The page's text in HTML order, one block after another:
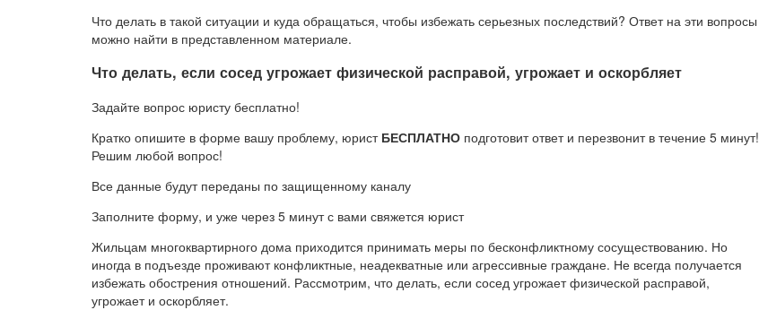
Что делать в такой ситуации и куда обращаться, чтобы избежать серьезных последствий? Ответ на эти вопросы
можно найти в представленном материале.
Что делать, если сосед угрожает физической расправой, угрожает и оскорбляет
Задайте вопрос юристу бесплатно!
Кратко опишите в форме вашу проблему, юрист БЕСПЛАТНО подготовит ответ и перезвонит в течение 5 минут!
Решим любой вопрос!
Все данные будут переданы по защищенному каналу
Заполните форму, и уже через 5 минут с вами свяжется юрист
Жильцам многоквартирного дома приходится принимать меры по бесконфликтному сосуществованию. Но
иногда в подъезде проживают конфликтные, неадекватные или агрессивные граждане. Не всегда получается
избежать обострения отношений. Рассмотрим, что делать, если сосед угрожает физической расправой,
угрожает и оскорбляет.